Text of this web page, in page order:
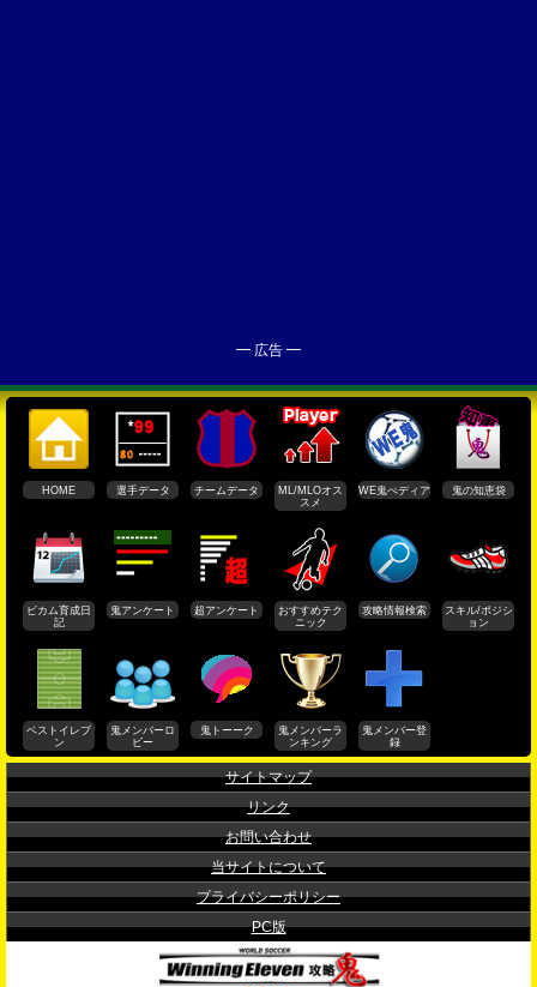
━ 広告 ━
HOME 選手データ チームデータ
ML/MLOオス
スメ
WE鬼ぺディア 鬼の知恵袋
ビカム育成日
記
鬼アンケート 超アンケート
おすすめテク
ニック
攻略情報検索
スキル/ポジシ
ョン
ベストイレブ
ン
鬼メンバーロ
ビー
鬼トーーク
鬼メンバーラ
ンキング
鬼メンバー登
録
サイトマップ
リンク
お問い合わせ
当サイトについて
プライバシーポリシー
PC版